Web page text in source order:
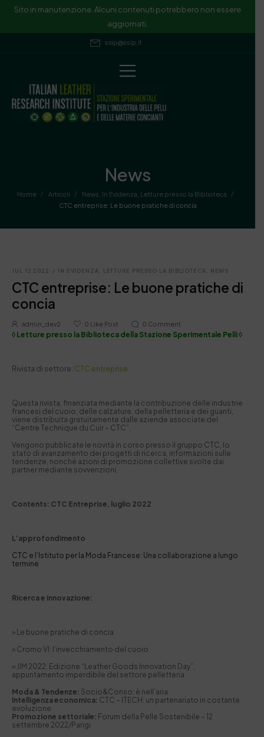
Sito in manutenzione. Alcuni contenuti potrebbero non essere
aggiornati.
ssip@ssip.it
News
Home / Articoli / News In Evidenza Letture presso la Biblioteca
/
CTC entreprise: Le buone pratiche di concia
JUL 12 2022 / IN EVIDENZA, LETTURE PRESSO LA BIBLIOTECA, NEWS
CTC entreprise: Le buone pratiche di
concia
admin_dev2 0 Like Post 0 Comment
◊ Letture presso la Biblioteca della Stazione Sperimentale Pelli ◊
Rivista di settore: CTC entreprise
Questa rivista, finanziata mediante la contribuzione delle industrie
francesi del cuoio, delle calzature, della pelletteria e dei guanti,
viene distribuita gratuitamente dalle aziende associate del
“Centre Technique du Cuir – CTC”.
Vengono pubblicate le novità in corso presso il gruppo CTC, lo
stato di avanzamento dei progetti di ricerca, informazioni sulle
tendenze, nonché azioni di promozione collettive svolte dai
partner mediante sovvenzioni.
Contents: CTC Entreprise, luglio 2022
L’approfondimento
CTC e l’Istituto per la Moda Francese: Una collaborazione a lungo
termine
Ricerca e innovazione:
» Le buone pratiche di concia
» Cromo VI: l’invecchiamento del cuoio
» JIM 2022: Edizione “Leather Goods Innovation Day”,
appuntamento imperdibile del settore pelletteria
Moda & Tendenze: Socio&Conso: è nell’aria
Intelligenza economica: CTC – ITECH: un partenariato in costante
evoluzione
Promozione settoriale: Forum della Pelle Sostenibile – 12
settembre 2022/Parigi